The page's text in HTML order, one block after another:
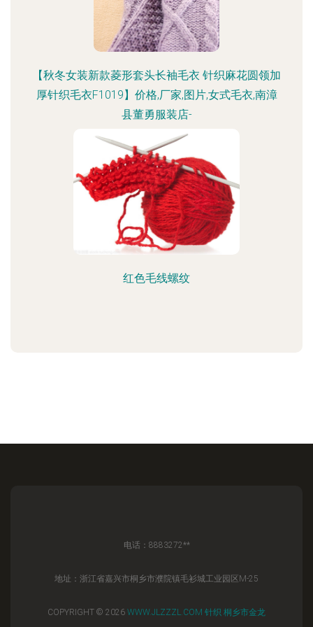
【秋冬女装新款菱形套头长袖毛衣 针织麻花圆领加
厚针织毛衣F1019】价格,厂家,图片,女式毛衣,南漳
县董勇服装店-
红色毛线螺纹
电话：8883272**
地址：浙江省嘉兴市桐乡市濮院镇毛衫城工业园区M-25
COPYRIGHT © 2026 WWW.JLZZZL.COM 针织 桐乡市金龙